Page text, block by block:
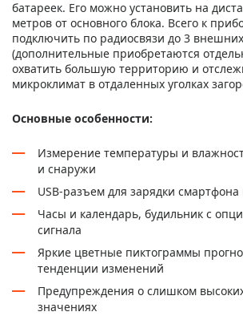
батареек. Его можно установить на
метров от основного блока. Всего к
подключить по радиосвязи до 3
(дополнительные приобретаются
охватить большую территорию и
микроклимат в отдаленных уголках
Основные особенности:
Измерение температуры и
и снаружи
USB-разъем для зарядки смартфона
Часы и календарь, будильник с
сигнала
Яркие цветные пиктограммы
тенденции изменений
Предупреждения о слишком
значениях